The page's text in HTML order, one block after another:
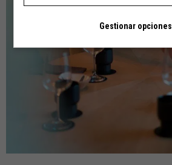
Gestionar opciones